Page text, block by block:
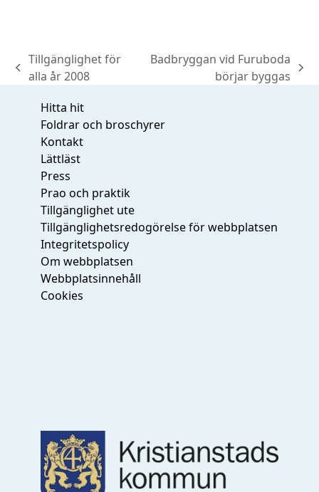
previous
Tillgänglighet för
alla år 2008
Badbryggan vid Furuboda
börjar byggas
Hitta hit
Foldrar och broschyrer
Kontakt
Lättläst
Press
Prao och praktik
Tillgänglighet ute
Tillgänglighetsredogörelse för webbplatsen
Integritetspolicy
Om webbplatsen
Webbplatsinnehåll
Cookies